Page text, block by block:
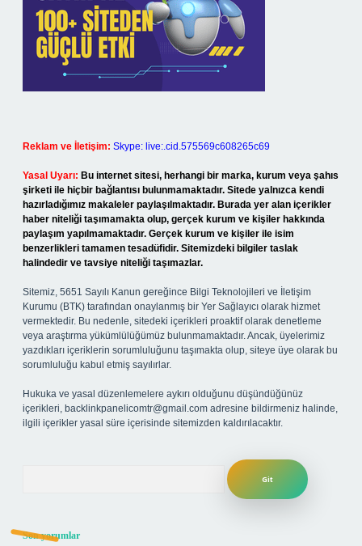
Reklam ve İletişim: Skype: live:.cid.575569c608265c69
Yasal Uyarı: Bu internet sitesi, herhangi bir marka, kurum veya şahıs
şirketi ile hiçbir bağlantısı bulunmamaktadır. Sitede yalnızca kendi
hazırladığımız makaleler paylaşılmaktadır. Burada yer alan içerikler
haber niteliği taşımamakta olup, gerçek kurum ve kişiler hakkında
paylaşım yapılmamaktadır. Gerçek kurum ve kişiler ile isim
benzerlikleri tamamen tesadüfidir. Sitemizdeki bilgiler taslak
halindedir ve tavsiye niteliği taşımazlar.
Sitemiz, 5651 Sayılı Kanun gereğince Bilgi Teknolojileri ve İletişim
Kurumu (BTK) tarafından onaylanmış bir Yer Sağlayıcı olarak hizmet
vermektedir. Bu nedenle, sitedeki içerikleri proaktif olarak denetleme
veya araştırma yükümlülüğümüz bulunmamaktadır. Ancak, üyelerimiz
yazdıkları içeriklerin sorumluluğunu taşımakta olup, siteye üye olarak bu
sorumluluğu kabul etmiş sayılırlar.
Hukuka ve yasal düzenlemelere aykırı olduğunu düşündüğünüz
içerikleri, backlinkpanelicomtr@gmail.com adresine bildirmeniz halinde,
ilgili içerikler yasal süre içerisinde sitemizden kaldırılacaktır.
Son yorumlar